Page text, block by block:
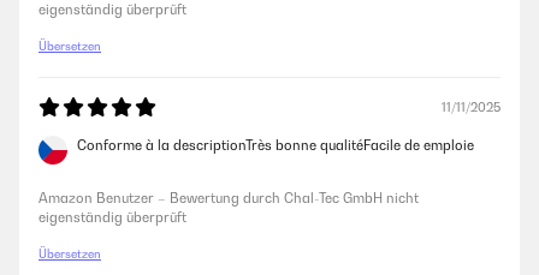
kompliziert.
Amazon Benutzer – Bewertung durch Chal-Tec GmbH nicht
eigenständig überprüft
Bei einem Bad von 5m² absolut ausreichende Heizleistung.
eigenständig überprüft
Übersetzen
11/11/2025
Conforme à la descriptionTrès bonne qualitéFacile de emploie
Amazon Benutzer – Bewertung durch Chal-Tec GmbH nicht
eigenständig überprüft
Übersetzen